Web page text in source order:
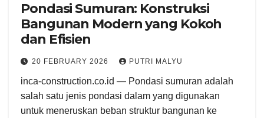
Pondasi Sumuran: Konstruksi
Bangunan Modern yang Kokoh
dan Efisien
20 FEBRUARY 2026 PUTRI MALYU
inca-construction.co.id — Pondasi sumuran adalah
salah satu jenis pondasi dalam yang digunakan
untuk meneruskan beban struktur bangunan ke